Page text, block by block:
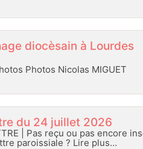
diocèsain à Lourdes
Photos Nicolas MIGUET
du 24 juillet 2026
| Pas reçu ou pas encore
paroissiale ? Lire plus…